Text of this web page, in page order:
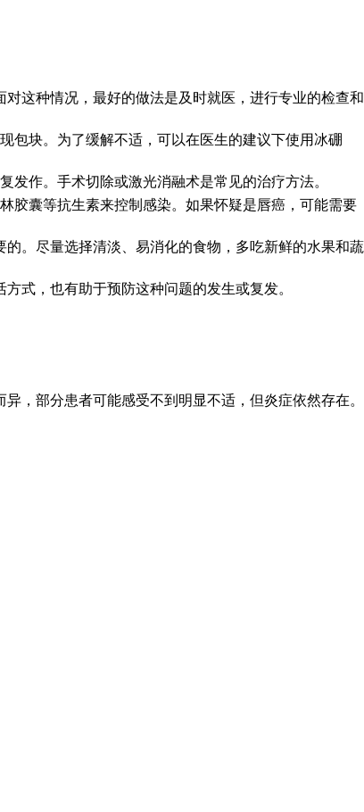
这种情况，最好的做法是及时就医，进行专业的检查和
包块。为了缓解不适，可以在医生的建议下使用冰硼
作。手术切除或激光消融术是常见的治疗方法。
胶囊等抗生素来控制感染。如果怀疑是唇癌，可能需要
。尽量选择清淡、易消化的食物，多吃新鲜的水果和蔬
式，也有助于预防这种问题的发生或复发。
，部分患者可能感受不到明显不适，但炎症依然存在。